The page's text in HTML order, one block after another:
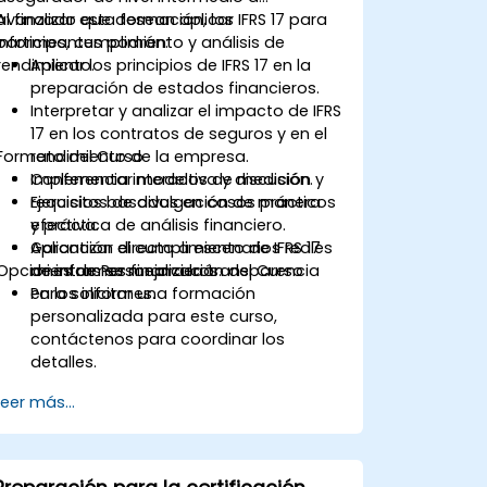
que desean aplicar IFRS 17 para
cumplimiento y análisis de
finalizar esta formación, los
podrán:
Aplicar los principios de IFRS 17 en la
preparación de estados financieros.
Interpretar y analizar el impacto de IFRS
17 en los contratos de seguros y en el
rendimiento de la empresa.
Implementar modelos de medición y
requisitos de divulgación de manera
efectiva.
Garantizar el cumplimiento de IFRS 17
mientras se mejora la transparencia
en los informes.
del Curso
Conferencia interactiva y discusión.
Ejercicios basados en casos prácticos
y práctica de análisis financiero.
Aplicación directa a escenarios reales
de informes financieros.
de Personalización del Curso
Para solicitar una formación
personalizada para este curso,
contáctenos para coordinar los
detalles.
más...